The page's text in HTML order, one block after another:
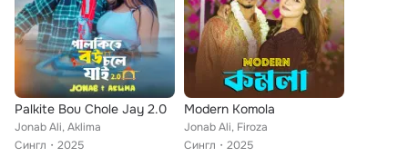
Palkite Bou Chole Jay 2.0
Jonab Ali, Aklima
Сингл
2025
Modern Komola
Jonab Ali, Firoza
Сингл
2025